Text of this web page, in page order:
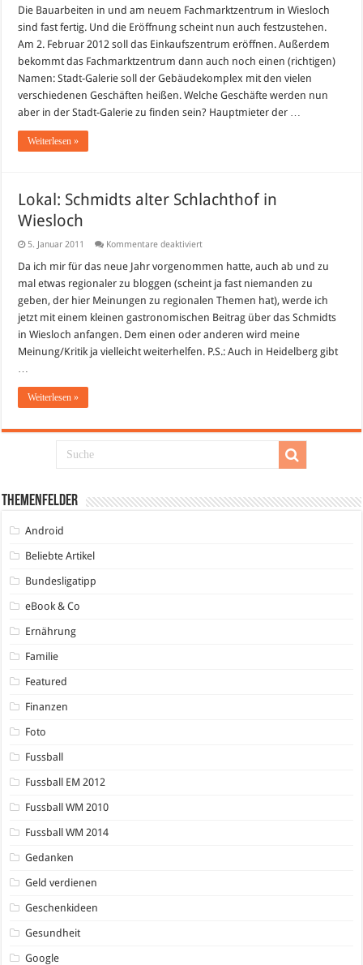
in
–
Eröffnung
am
2.
Februar
2012
Die Bauarbeiten in und am neuem Fachmarktzentrum in Wiesloch
sind fast fertig. Und die Eröffnung scheint nun auch festzustehen.
Am 2. Februar 2012 soll das Einkaufszentrum eröffnen. Außerdem
bekommt das Fachmarktzentrum dann auch noch einen (richtigen)
Namen: Stadt-Galerie soll der Gebäudekomplex mit den vielen
verschiedenen Geschäften heißen. Welche Geschäfte werden nun
aber in der Stadt-Galerie zu finden sein? Hauptmieter der …
Weiterlesen »
Lokal: Schmidts alter Schlachthof in
Wiesloch
5. Januar 2011 Kommentare deaktiviertfür
Schmidts
Schlachthof
in
Wiesloch
Da ich mir für das neue Jahr vorgenommen hatte, auch ab und zu
mal etwas regionaler zu bloggen (scheint ja fast niemanden zu
geben, der hier Meinungen zu regionalen Themen hat), werde ich
jetzt mit einem kleinen gastronomischen Beitrag über das Schmidts
in Wiesloch anfangen. Dem einen oder anderen wird meine
Meinung/Kritik ja vielleicht weiterhelfen. P.S.: Auch in Heidelberg gibt
Weiterlesen »
Themenfelder
Android
Beliebte Artikel
Bundesligatipp
eBook & Co
Ernährung
Familie
Featured
Finanzen
Foto
Fussball
Fussball EM 2012
Fussball WM 2010
Fussball WM 2014
Gedanken
Geld verdienen
Geschenkideen
Gesundheit
Google